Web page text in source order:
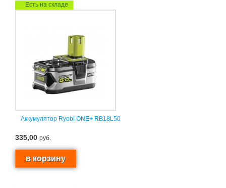
Есть на складе
Аккумулятор Ryobi ONE+ RB18L50
335,00 руб.